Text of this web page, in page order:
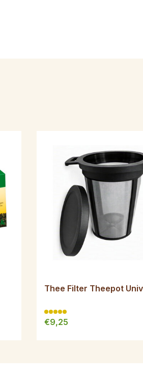
Thee Filter Theepot
€9,25